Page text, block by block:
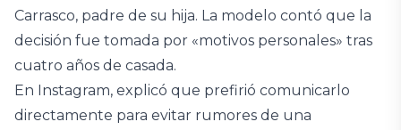
Carrasco, padre de su hija. La modelo contó que la
decisión fue tomada por «motivos personales» tras
cuatro años de casada.
En Instagram, explicó que prefirió comunicarlo
directamente para evitar rumores de una